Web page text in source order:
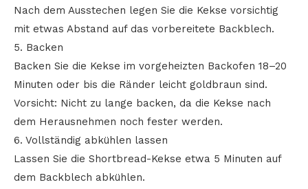
Nach dem Ausstechen legen Sie die Kekse vorsichtig
mit etwas Abstand auf das vorbereitete Backblech.
5. Backen
Backen Sie die Kekse im vorgeheizten Backofen 18–20
Minuten oder bis die Ränder leicht goldbraun sind.
Vorsicht: Nicht zu lange backen, da die Kekse nach
dem Herausnehmen noch fester werden.
6. Vollständig abkühlen lassen
Lassen Sie die Shortbread-Kekse etwa 5 Minuten auf
dem Backblech abkühlen.